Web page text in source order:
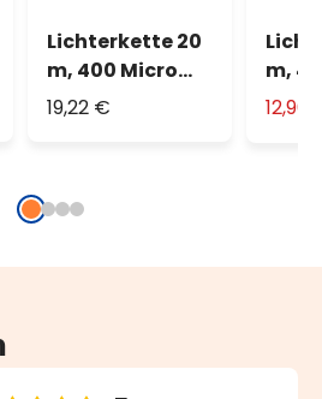
Lichterkette 20
m, 400 Micro
LEDs warmweiß,
19,22 €
m,